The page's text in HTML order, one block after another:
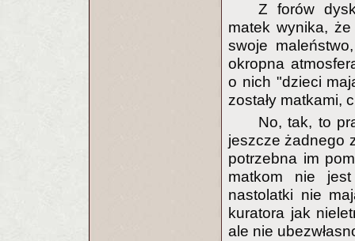
Z forów
matek wynika,
swoje
okropna
o nich "dzieci
zostały matkami,
No, tak, to
jeszcze żadnego
potrzebna im
matkom nie
nastolatki nie
kuratora jak
ale nie